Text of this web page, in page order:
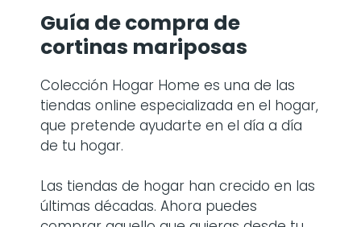
Guía de compra de
cortinas mariposas
Colección Hogar Home es una de las
tiendas online especializada en el hogar,
que pretende ayudarte en el día a día
de tu hogar.
Las tiendas de hogar han crecido en las
últimas décadas. Ahora puedes